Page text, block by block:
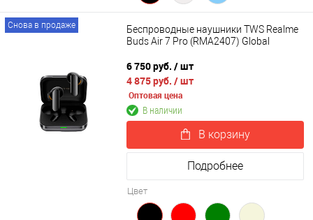
Снова в продаже
Беспроводные наушники TWS Realme
Buds Air 7 Pro (RMA2407) Global
6 750 руб. / шт
4 875 руб. / шт
Оптовая цена
В наличии
В корзину
Подробнее
Цвет